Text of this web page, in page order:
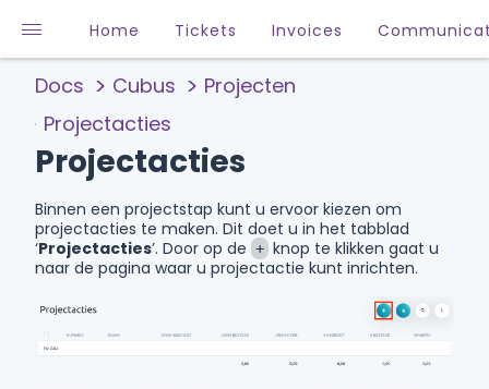
Home Tickets Invoices
Docs Cubus
Projecten
Projectacties
Projectacties
Binnen een projectstap kunt u ervoor kiezen om
projectacties te maken. Dit doet u in het tabblad
‘Projectacties’. Door op de + knop te klikken gaat u
naar de pagina waar u projectactie kunt inrichten.